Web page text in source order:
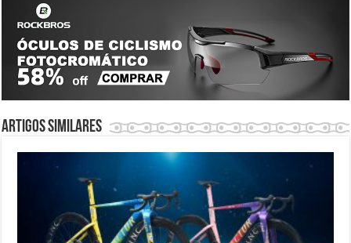
Artigos similares